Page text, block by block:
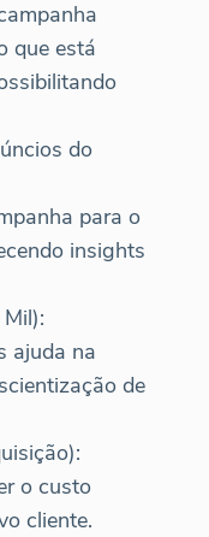
que está
do
para o
insights
ajuda na
de
o custo
cliente.